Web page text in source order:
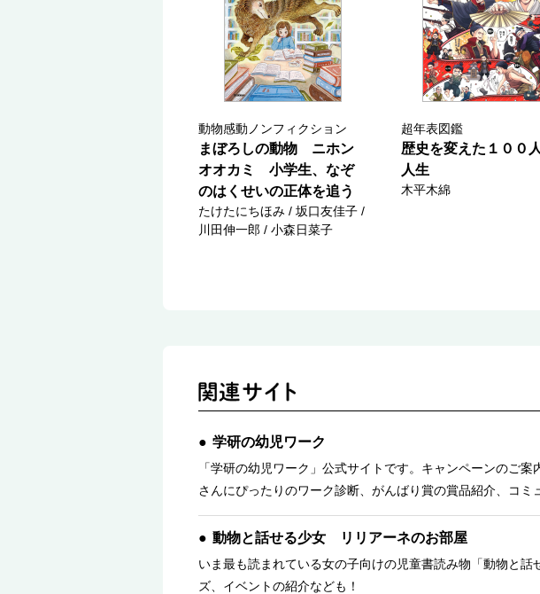
動物感動ノンフィクション
まぼろしの動物 ニホン
オオカミ 小学生、なぞ
のはくせいの正体を追う
たけたにちほみ / 坂口友佳子 /
川田伸一郎 / 小森日菜子
超年表図鑑
歴史を変えた１００
人生
木平木綿
学研の幼児ワーク
「学研の幼児ワーク」公式サイトです。キャンペーンのご
さんにぴったりのワーク診断、がんばり賞の賞品紹介、コミ
動物と話せる少女 リリアーネのお部屋
いま最も読まれている女の子向けの児童書読み物「動物と
ズ、イベントの紹介なども！